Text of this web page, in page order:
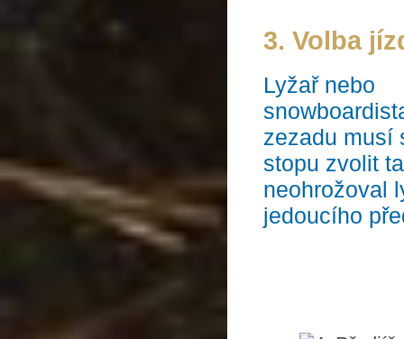
3. Volba
Lyžař nebo
zezadu musí
stopu zvolit
neohrožoval
jedoucího